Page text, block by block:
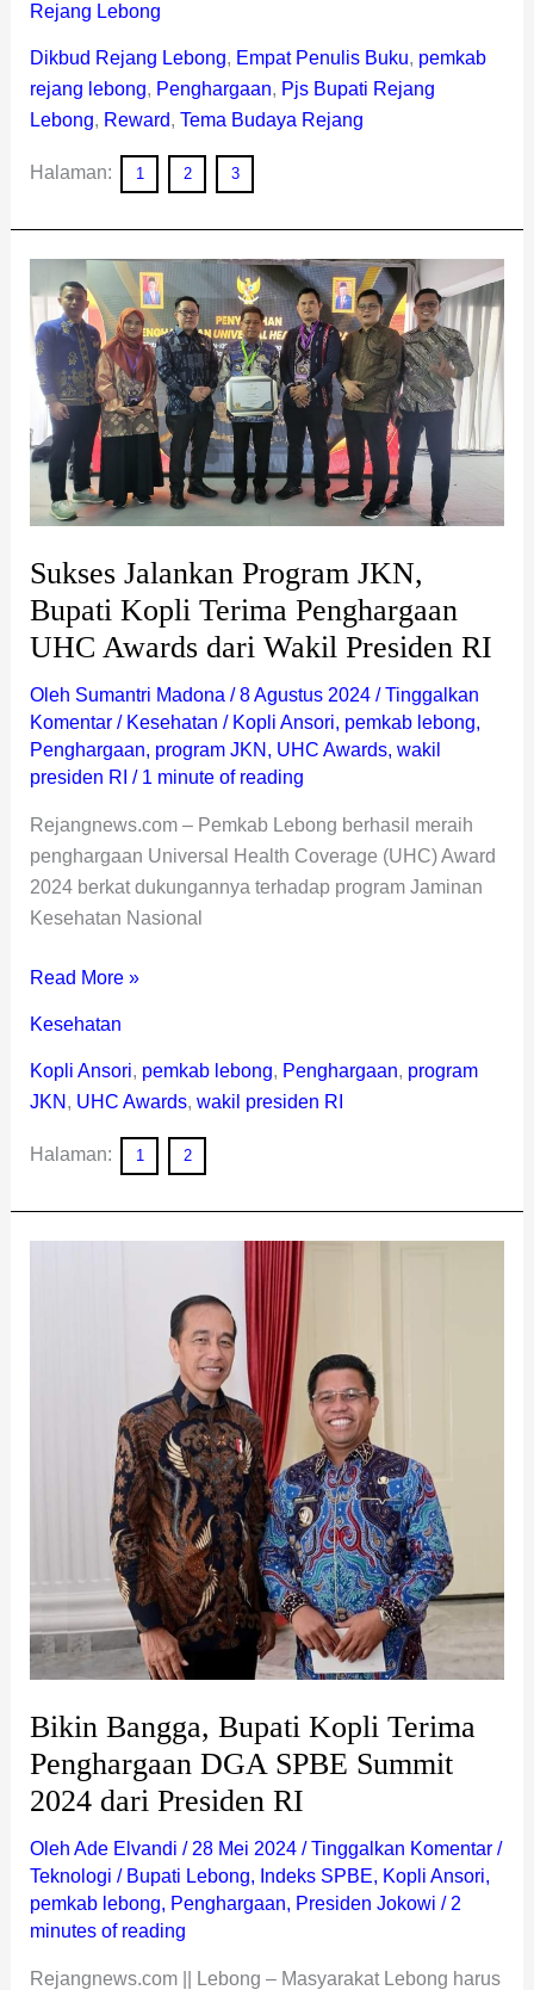
Rejang Lebong
Dikbud Rejang Lebong, Empat Penulis Buku, pemkab
rejang lebong, Penghargaan, Pjs Bupati Rejang
Lebong, Reward, Tema Budaya Rejang
Halaman: 1 2 3
Sukses Jalankan Program JKN,
Bupati Kopli Terima Penghargaan
UHC Awards dari Wakil Presiden RI
Oleh Sumantri Madona /8 Agustus 2024 /Tinggalkan
Komentar / Kesehatan / Kopli Ansori, pemkab lebong,
Penghargaan, program JKN , UHC Awards, wakil
presiden RI / 1 minute of reading
Rejangnews.com – Pemkab Lebong berhasil meraih
penghargaan Universal Health Coverage (UHC) Award
2024 berkat dukungannya terhadap program Jaminan
Kesehatan Nasional
Sukses
Jalankan
Program
JKN,
Bupati
Kopli
Terima
Penghargaan
UHC
dari
Wakil
Presiden
Read More »
Kesehatan
Kopli Ansori, pemkab lebong, Penghargaan, program
JKN , UHC Awards, wakil presiden RI
Halaman: 1 2
Bikin Bangga, Bupati Kopli Terima
Penghargaan DGA SPBE Summit
2024 dari Presiden RI
Oleh Ade Elvandi / 28 Mei 2024 /Tinggalkan Komentar /
Teknologi / Bupati Lebong, Indeks SPBE, Kopli Ansori,
pemkab lebong, Penghargaan, Presiden Jokowi / 2
minutes of reading
Rejangnews.com || Lebong – Masyarakat Lebong harus
Penghargaan
Presiden
RI